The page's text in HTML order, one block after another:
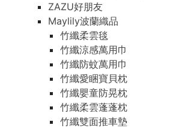
ZAZU好朋友
Maylily波蘭織品
竹纖柔雲毯
竹纖涼感萬用巾
竹纖防蚊萬用巾
竹纖愛睏寶貝枕
竹纖嬰童防晃枕
竹纖柔雲蓬蓬枕
竹纖雙面推車墊